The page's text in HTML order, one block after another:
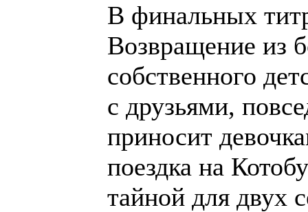
В финальных
Возвращение из
собственного
с друзьями,
приносит
поездка на
тайной для двух